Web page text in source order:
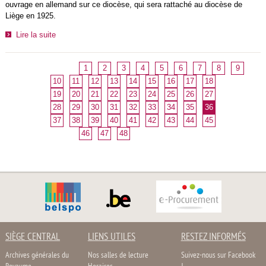
ouvrage en allemand sur ce diocèse, qui sera rattaché au diocèse de
Liège en 1925.
Lire la suite
1 2 3 4 5 6 7 8
9
10
11 12 13 14 15 16 17
18
19
20 21 22 23 24 25 26
27
28
29 30 31 32 33 34 35
36
37
38 39 40 41 42 43 44
45
46
47 48
SIÈGE CENTRAL
Archives générales du
LIENS UTILES
Nos salles de lecture
RESTEZ INFORMÉS
Suivez-nous sur Facebook